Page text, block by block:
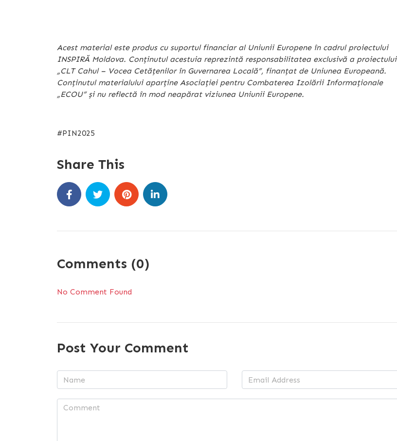
Acest material este produs cu suportul financiar al Uniunii Europene în cadrul proiectului
INSPIRĂ Moldova. Conținutul acestuia reprezintă responsabilitatea exclusivă a proiectului
„CLT Cahul – Vocea Cetățenilor în Guvernarea Locală”, finanțat de Uniunea Europeană.
Conținutul materialului aparține Asociației pentru Combaterea Izolării Informaționale
„ECOU” și nu reflectă în mod neapărat viziunea Uniunii Europene.
#PIN2025
Share This
Comments (0)
No Comment Found
Post Your Comment